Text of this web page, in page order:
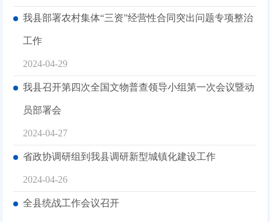
我县部署农村集体“三资”经营性合同突出问题专项整治
工作
2024-04-29
我县召开第四次全国文物普查领导小组第一次会议暨动
员部署会
2024-04-27
省政协调研组到我县调研新型城镇化建设工作
2024-04-26
全县统战工作会议召开